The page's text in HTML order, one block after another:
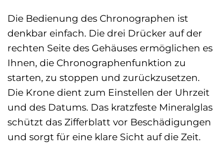
Die Bedienung des Chronographen ist
denkbar einfach. Die drei Drücker auf der
rechten Seite des Gehäuses ermöglichen es
Ihnen, die Chronographenfunktion zu
starten, zu stoppen und zurückzusetzen.
Die Krone dient zum Einstellen der Uhrzeit
und des Datums. Das kratzfeste Mineralglas
schützt das Zifferblatt vor Beschädigungen
und sorgt für eine klare Sicht auf die Zeit.